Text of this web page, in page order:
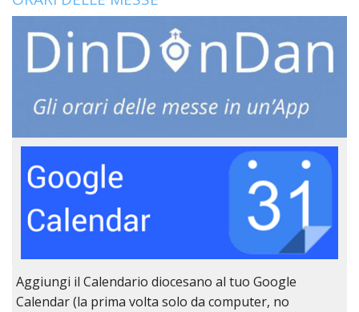
Aggiungi il Calendario diocesano al tuo Google
Calendar (la prima volta solo da computer, no